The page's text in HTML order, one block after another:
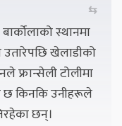
⇆
स्थानमा
उतारेपछि खेलाडीको
फ्रान्सेली टोलीमा
छ किनकि उनीहरूले
छन्।